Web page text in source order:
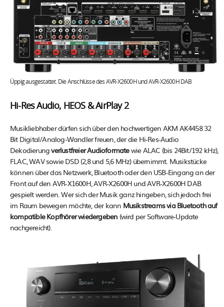
Üppig ausgestattet. Die Anschlüsse des AVR-X2600H und AVR-X2600H DAB
Hi-Res Audio, HEOS & AirPlay 2
Musikliebhaber dürfen sich über den hochwertigen AKM AK4458 32
Bit Digital/Analog-Wandler freuen, der die Hi-Res-Audio
Dekodierungverlustfreier Audioformatewie ALAC (bis 24Bit/192 kHz),
FLAC, WAV sowie DSD (2,8 und 5,6 MHz) übernimmt. Musikstücke
können über das Netzwerk, Bluetooth oder den USB-Eingang an der
Front auf den AVR-X1600H, AVR-X2600H und AVR-X2600H DAB
gespielt werden. Wer sich der Musik ganz hingeben, sich jedoch frei
im Raum bewegen möchte, der kann Musikstreams via Bluetooth auf
kompatible Kopfhörer wiedergeben (wird per Software-Update
nachgereicht).